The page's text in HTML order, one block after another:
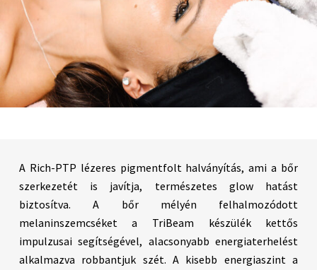
A Rich-PTP lézeres pigmentfolt halványítás, ami a bőr
szerkezetét is javítja, természetes glow hatást
biztosítva. A bőr mélyén felhalmozódott
melaninszemcséket a TriBeam készülék kettős
impulzusai segítségével, alacsonyabb energiaterhelést
alkalmazva robbantjuk szét. A kisebb energiaszint a